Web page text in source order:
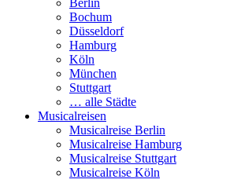
Berlin
Bochum
Düsseldorf
Hamburg
Köln
München
Stuttgart
… alle Städte
Musicalreisen
Musicalreise Berlin
Musicalreise Hamburg
Musicalreise Stuttgart
Musicalreise Köln